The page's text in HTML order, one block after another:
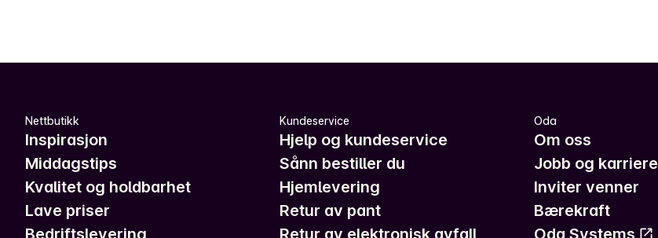
Nettbutikk
Inspirasjon
Middagstips
Kvalitet og holdbarhet
Lave priser
Kundeservice
Hjelp og kundeservice
Sånn bestiller du
Hjemlevering
Retur av pant
Oda
Om oss
Jobb og karriere
Inviter venner
Bærekraft